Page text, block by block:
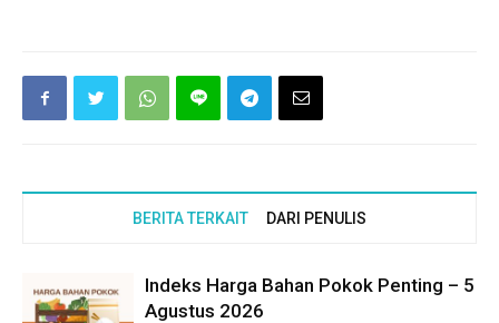
BERITA TERKAIT DARI PENULIS
Indeks Harga Bahan Pokok Penting – 5
Agustus 2026